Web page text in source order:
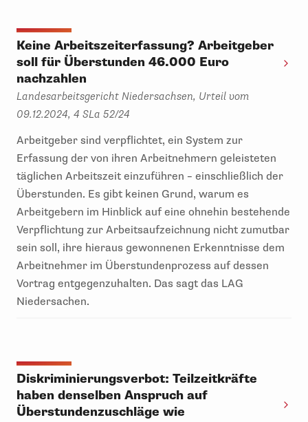
Keine Arbeitszeiterfassung? Arbeitgeber
soll für Überstunden 46.000 Euro
nachzahlen
Landesarbeitsgericht Niedersachsen, Urteil vom
09.12.2024, 4 SLa 52/24
Arbeitgeber sind verpflichtet, ein System zur
Erfassung der von ihren Arbeitnehmern geleisteten
täglichen Arbeitszeit einzuführen – einschließlich der
Überstunden. Es gibt keinen Grund, warum es
Arbeitgebern im Hinblick auf eine ohnehin bestehende
Verpflichtung zur Arbeitsaufzeichnung nicht zumutbar
sein soll, ihre hieraus gewonnenen Erkenntnisse dem
Arbeitnehmer im Überstundenprozess auf dessen
Vortrag entgegenzuhalten. Das sagt das LAG
Niedersachen.
Diskriminierungsverbot: Teilzeitkräfte
haben denselben Anspruch auf
Überstundenzuschläge wie